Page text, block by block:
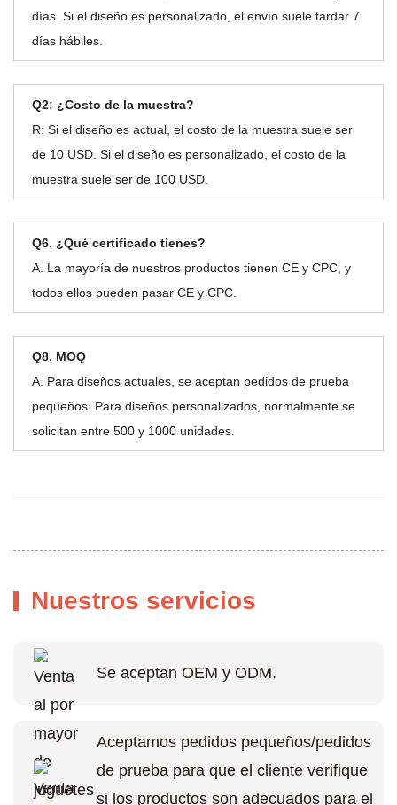
días. Si el diseño es personalizado, el envío suele tardar 7
días hábiles.
Q2: ¿Costo de la muestra?
R: Si el diseño es actual, el costo de la muestra suele ser
de 10 USD. Si el diseño es personalizado, el costo de la
muestra suele ser de 100 USD.
Q6. ¿Qué certificado tienes?
A. La mayoría de nuestros productos tienen CE y CPC, y
todos ellos pueden pasar CE y CPC.
Q8. MOQ
A. Para diseños actuales, se aceptan pedidos de prueba
pequeños. Para diseños personalizados, normalmente se
solicitan entre 500 y 1000 unidades.
Nuestros servicios
Se aceptan OEM y ODM.
Aceptamos pedidos pequeños/pedidos
de prueba para que el cliente verifique
si los productos son adecuados para el